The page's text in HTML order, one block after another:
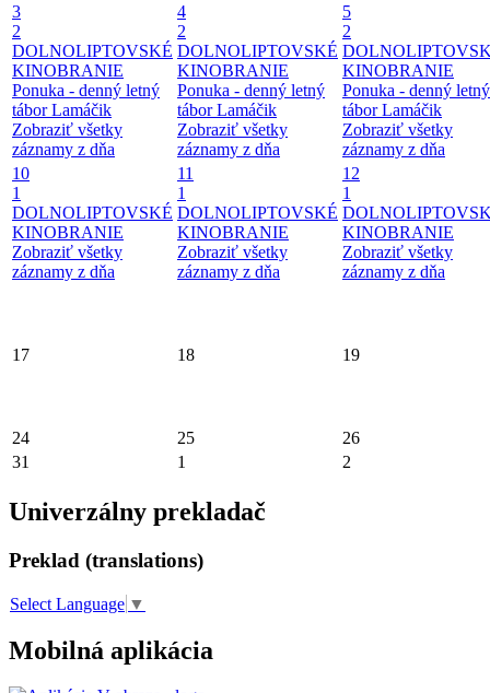
3
2
DOLNOLIPTOVSKÉ
KINOBRANIE
Ponuka - denný letný
tábor Lamáčik
Zobraziť všetky
záznamy z dňa
4
2
DOLNOLIPTOVSKÉ
KINOBRANIE
Ponuka - denný letný
tábor Lamáčik
Zobraziť všetky
záznamy z dňa
5
2
KINOBRANIE
Ponuka - denný letný
tábor Lamáčik
Zobraziť všetky
záznamy z dňa
10
1
DOLNOLIPTOVSKÉ
KINOBRANIE
Zobraziť všetky
záznamy z dňa
11
1
DOLNOLIPTOVSKÉ
KINOBRANIE
Zobraziť všetky
záznamy z dňa
12
1
KINOBRANIE
Zobraziť všetky
záznamy z dňa
17 18 19
24 25
26
31
1 2
Univerzálny prekladač
Preklad (translations)
Select Language ▼
Mobilná aplikácia